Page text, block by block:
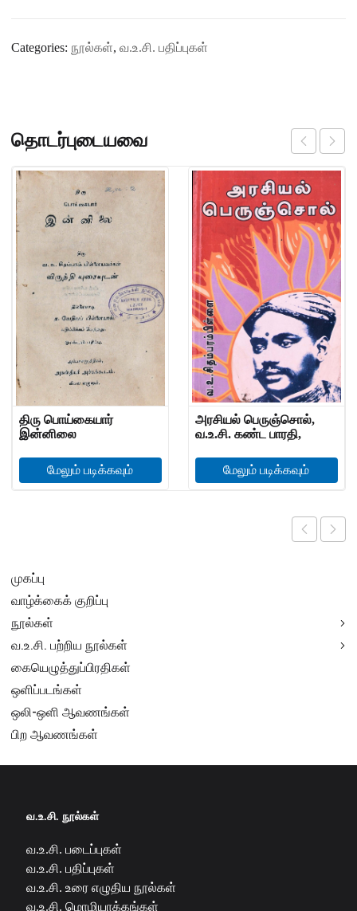
முகப்பு
வாழ்க்கைக் குறிப்பு
நூல்கள்
வ.உ.சி. பற்றிய நூல்கள்
கையெழுத்துப்பிரதிகள்
ஒளிப்படங்கள்
ஒலி-ஒளி ஆவணங்கள்
பிற ஆவணங்கள்
Categories: நூல்கள், வ.உ.சி. பதிப்புகள்
தொடர்புடையவை
திரு பொய்கையார்
இன்னிலை
மேலும் படிக்கவும்
அரசியல் பெருஞ்சொல்,
வ.உ.சி. கண்ட பாரதி,
மேலும் படிக்கவும்
வ.உ.சி. நூல்கள்
வ.உ.சி. படைப்புகள்
வ.உ.சி. பதிப்புகள்
வ.உ.சி. உரை எழுதிய நூல்கள்
வ.உ.சி. மொழியாக்கங்கள்